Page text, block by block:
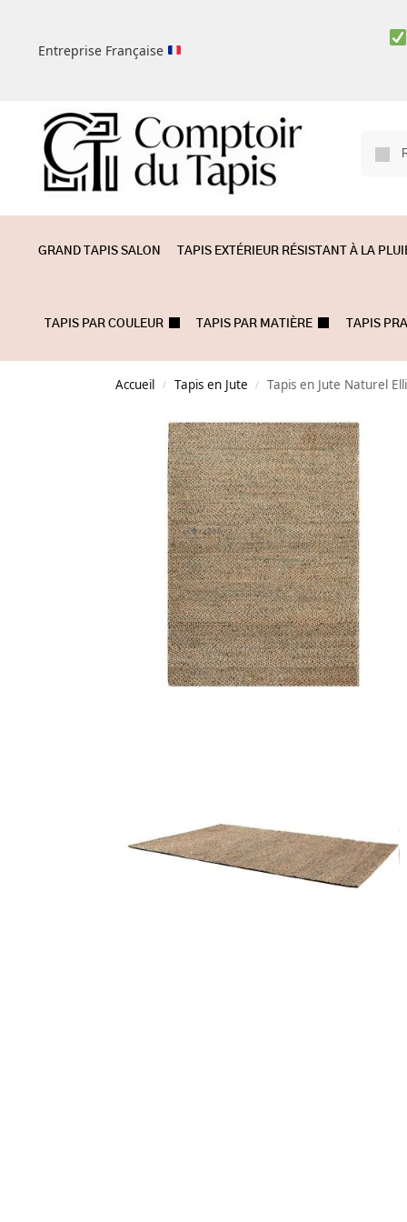
Entreprise Française
GRAND TAPIS SALON TAPIS EXTÉRIEUR RÉSISTANT À LA
TAPIS PAR COULEUR TAPIS PAR MATIÈRE TAPIS
Accueil / Tapis en Jute / Tapis en Jute Naturel